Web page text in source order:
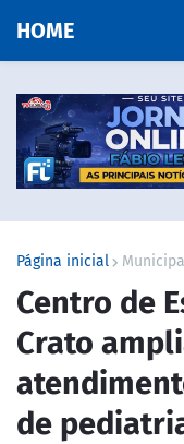
HOME
Página inicial
Centro de
Crato
de